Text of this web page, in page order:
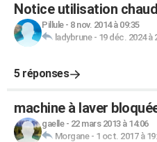
Notice utilisation
Pillule- 8 nov. 2014 à 09:35
ladybrune- 19 déc. 2024 à
5 réponses
machine à laver
gaelle- 22 mars 2013 à 14:06
Morgane- 1 oct. 2017 à